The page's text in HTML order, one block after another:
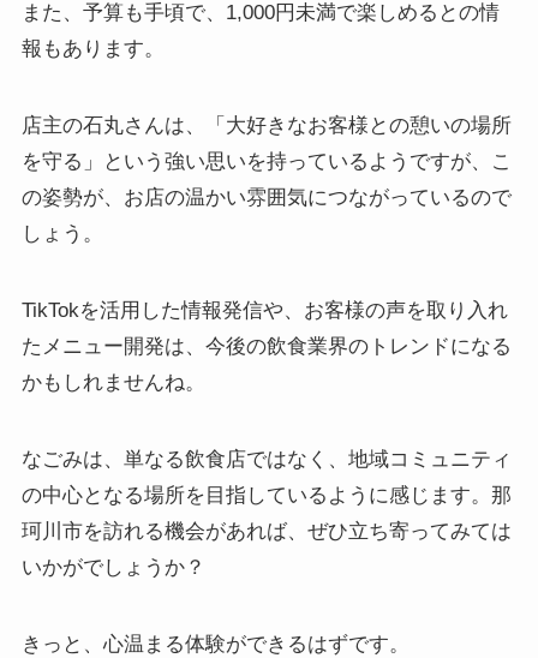
また、予算も手頃で、1,000円未満で楽しめるとの情
報もあります。
店主の石丸さんは、「大好きなお客様との憩いの場所
を守る」という強い思いを持っているようですが、こ
の姿勢が、お店の温かい雰囲気につながっているので
しょう。
TikTokを活用した情報発信や、お客様の声を取り入れ
たメニュー開発は、今後の飲食業界のトレンドになる
かもしれませんね。
なごみは、単なる飲食店ではなく、地域コミュニティ
の中心となる場所を目指しているように感じます。那
珂川市を訪れる機会があれば、ぜひ立ち寄ってみては
いかがでしょうか？
きっと、心温まる体験ができるはずです。